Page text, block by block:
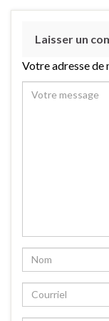
Laisser un
Votre adresse de